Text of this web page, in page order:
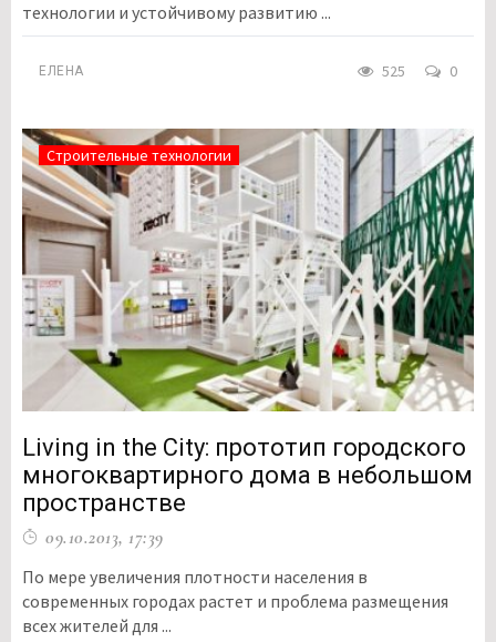
технологии и устойчивому развитию ...
ЕЛЕНА 525 0
Строительные технологии
Living in the City: прототип городского
многоквартирного дома в небольшом
пространстве
09.10.2013, 17:39
По мере увеличения плотности населения в
современных городах растет и проблема размещения
всех жителей для ...